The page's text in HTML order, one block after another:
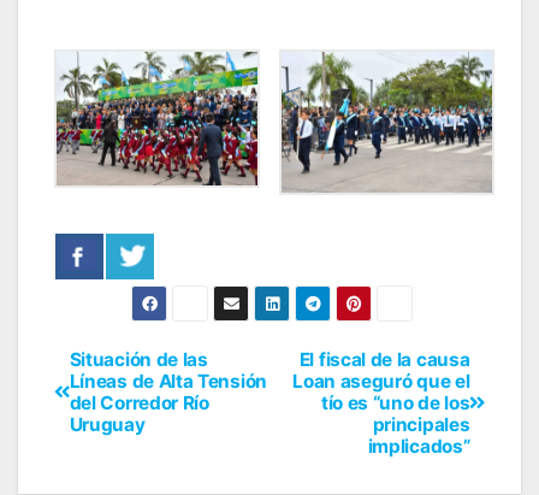
El fiscal de la causa
Loan aseguró que el
tío es “uno de los
principales
implicados”
Situación de las
Líneas de Alta Tensión
del Corredor Río
Uruguay